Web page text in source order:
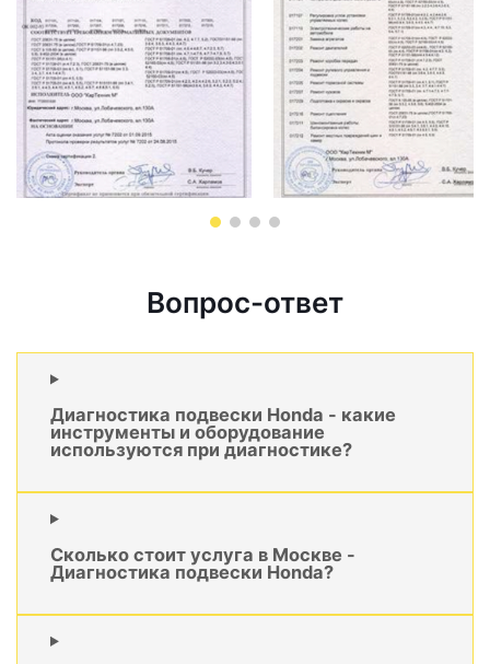
Вопрос-ответ
Диагностика подвески Honda - какие
инструменты и оборудование
используются при диагностике?
Сколько стоит услуга в Москве -
Диагностика подвески Honda?